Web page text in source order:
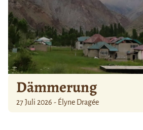
Dämmerung
27 Juli 2026 - Élyne Dragée